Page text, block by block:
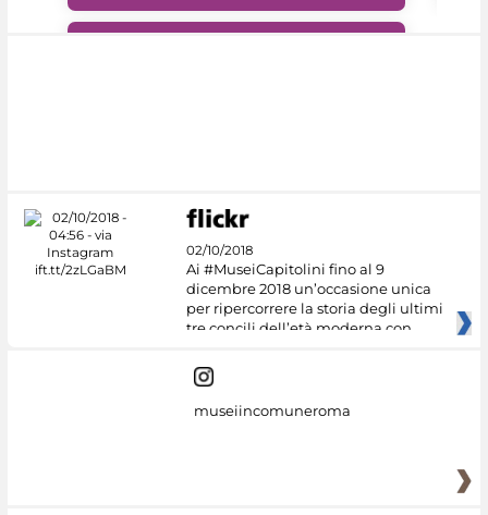
02/10/2018
Ai #MuseiCapitolini fino al 9
dicembre 2018 un’occasione unica
per ripercorrere la storia degli ultimi
tre concili dell’età moderna con
museiincomuneroma